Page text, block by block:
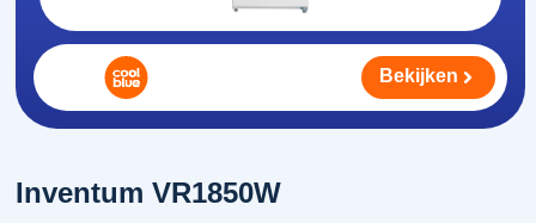
Inventum VR1850W
Bekijken